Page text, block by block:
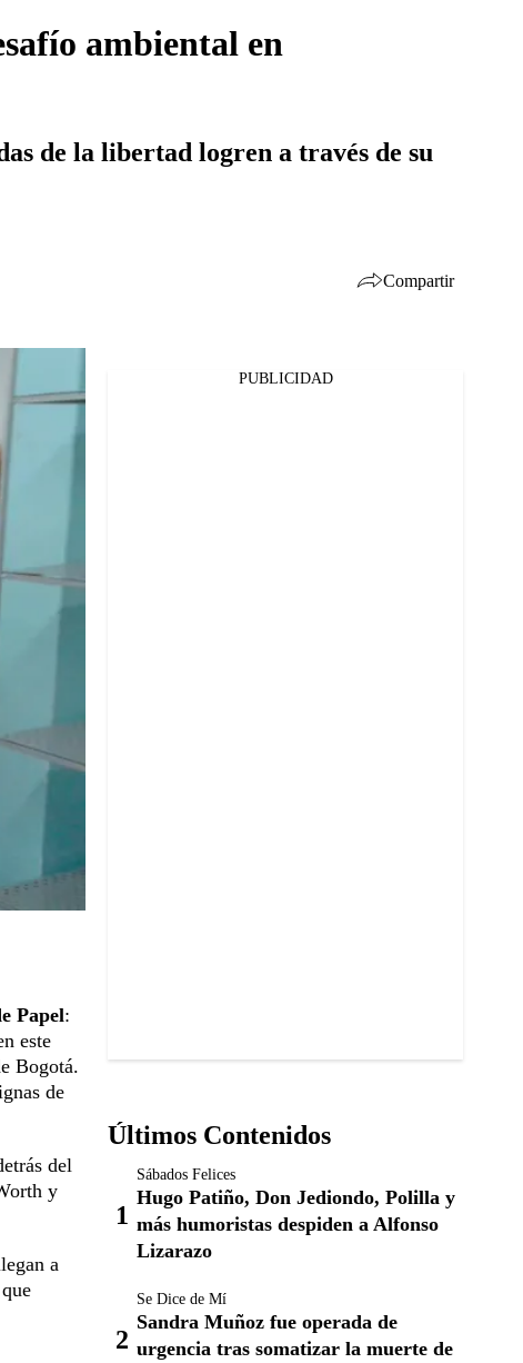
ambiental en
de la libertad logren a través de su
Compartir
Facebook
Papel:
este
Bogotá.
de
del
y
a
PUBLICIDAD
Últimos Contenidos
Sábados Felices
Hugo Patiño, Don Jediondo, Polilla y
más humoristas despiden a Alfonso
Lizarazo
Se Dice de Mí
Sandra Muñoz fue operada de
urgencia tras somatizar la muerte de